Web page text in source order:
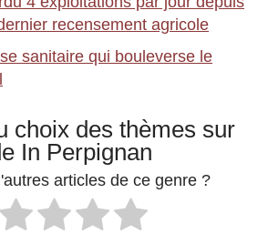
recensement agricole
sanitaire qui bouleverse le
choix des thèmes sur
In Perpignan
articles de ce genre ?